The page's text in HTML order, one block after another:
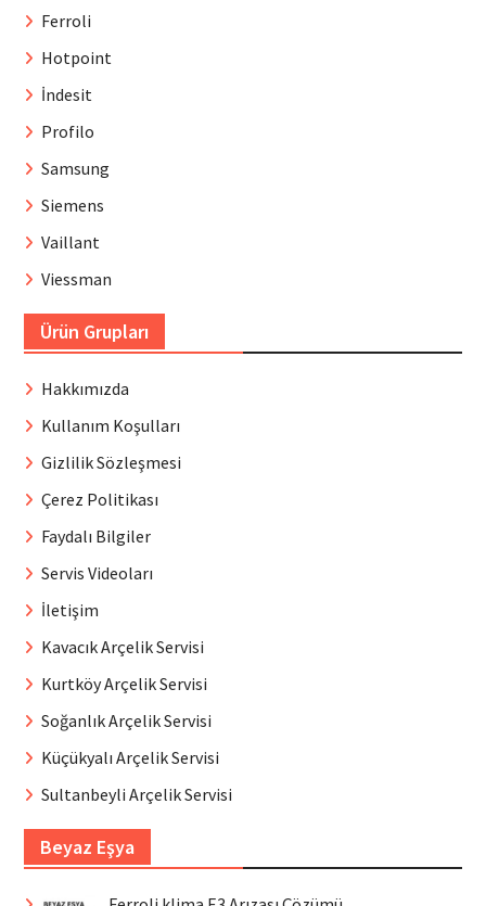
Ferroli
Hotpoint
İndesit
Profilo
Samsung
Siemens
Vaillant
Viessman
Ürün Grupları
Hakkımızda
Kullanım Koşulları
Gizlilik Sözleşmesi
Çerez Politikası
Faydalı Bilgiler
Servis Videoları
İletişim
Kavacık Arçelik Servisi
Kurtköy Arçelik Servisi
Soğanlık Arçelik Servisi
Küçükyalı Arçelik Servisi
Sultanbeyli Arçelik Servisi
Beyaz Eşya